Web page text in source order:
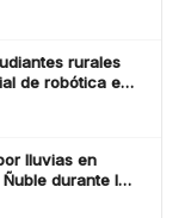
rurales
de robótica en
lluvias en
durante la